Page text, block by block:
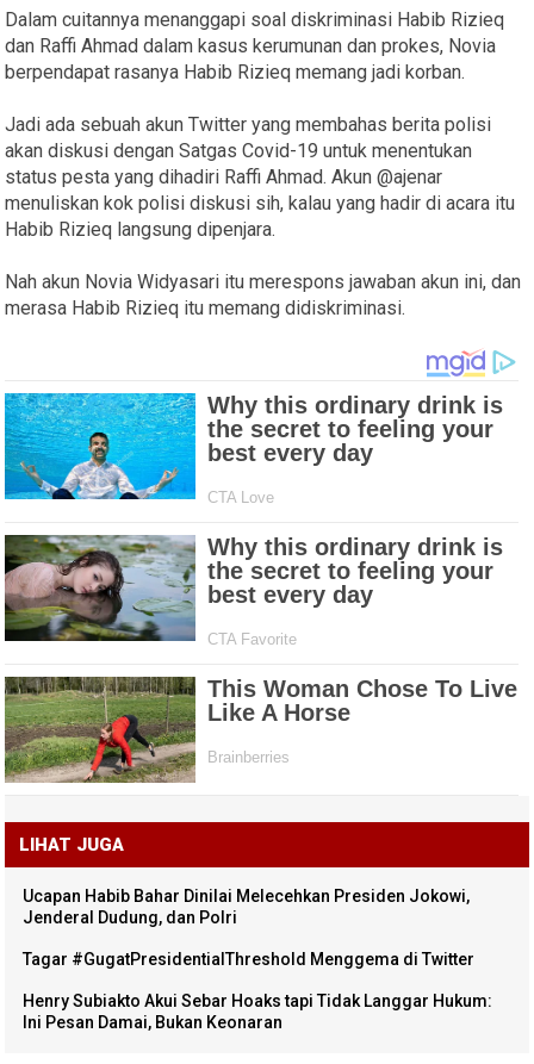
Dalam cuitannya menanggapi soal diskriminasi Habib Rizieq
dan Raffi Ahmad dalam kasus kerumunan dan prokes, Novia
berpendapat rasanya Habib Rizieq memang jadi korban.
Jadi ada sebuah akun Twitter yang membahas berita polisi
akan diskusi dengan Satgas Covid-19 untuk menentukan
status pesta yang dihadiri Raffi Ahmad. Akun @ajenar
menuliskan kok polisi diskusi sih, kalau yang hadir di acara itu
Habib Rizieq langsung dipenjara.
Nah akun Novia Widyasari itu merespons jawaban akun ini, dan
merasa Habib Rizieq itu memang didiskriminasi.
LIHAT JUGA
Ucapan Habib Bahar Dinilai Melecehkan Presiden Jokowi,
Jenderal Dudung, dan Polri
Tagar #GugatPresidentialThreshold Menggema di Twitter
Henry Subiakto Akui Sebar Hoaks tapi Tidak Langgar Hukum:
Ini Pesan Damai, Bukan Keonaran